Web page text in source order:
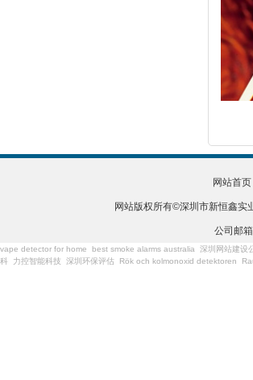
网站首页
网站版权所有©深圳市新恒鑫实
公司邮
vape detector for home best smoke alarms australia 深圳网站建设
科
力控智能科技 深圳环保评估 Rök och kolmonoxid detektoren